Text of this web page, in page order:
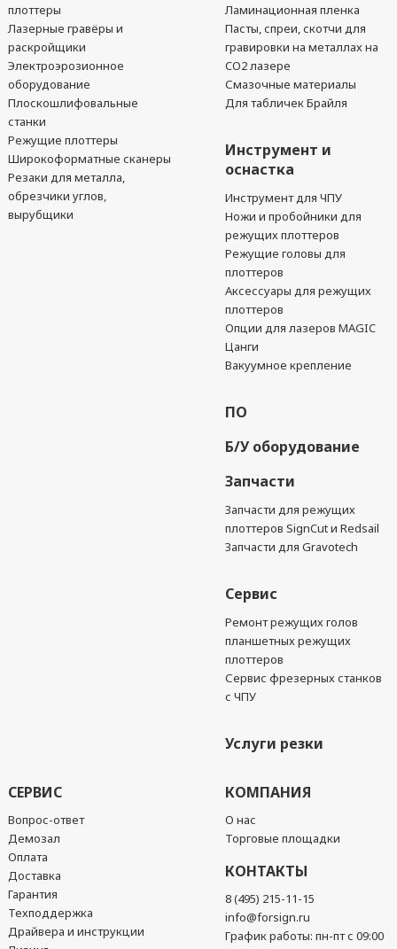
плоттеры
Лазерные гравёры и
раскройщики
Электроэрозионное
оборудование
Плоскошлифовальные
станки
Режущие плоттеры
Широкоформатные сканеры
Резаки для металла,
обрезчики углов,
вырубщики
Ламинационная пленка
Пасты, спреи, скотчи для
гравировки на металлах на
CO2 лазере
Смазочные материалы
Для табличек Брайля
Инструмент и
оснастка
Инструмент для ЧПУ
Ножи и пробойники для
режущих плоттеров
Режущие головы для
плоттеров
Аксессуары для режущих
плоттеров
Опции для лазеров MAGIC
Цанги
Вакуумное крепление
ПО
Б/У оборудование
Запчасти
Запчасти для режущих
плоттеров SignCut и Redsail
Запчасти для Gravotech
Сервис
Ремонт режущих голов
планшетных режущих
плоттеров
Сервис фрезерных станков
с ЧПУ
Услуги резки
СЕРВИС
Вопрос-ответ
Демозал
Оплата
Доставка
Гарантия
Техподдержка
Драйвера и инструкции
КОМПАНИЯ
О нас
Торговые площадки
КОНТАКТЫ
8 (495) 215-11-15
info@forsign.ru
График работы: пн-пт с 09:00